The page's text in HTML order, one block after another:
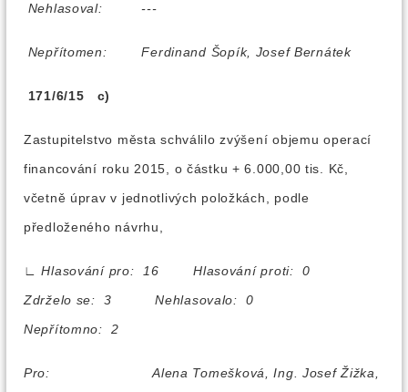
Nehlasoval: ---
Nepřítomen: Ferdinand Šopík, Josef Bernátek
171/6/15 c)
Zastupitelstvo města schválilo zvýšení objemu operací
financování roku 2015, o částku + 6.000,00 tis. Kč,
včetně úprav v jednotlivých položkách, podle
předloženého návrhu,
∟
Hlasování pro: 16 Hlasování proti: 0
Zdrželo se: 3 Nehlasovalo: 0
Nepřítomno: 2
Pro:
Alena Tomešková, Ing. Josef Žižka,